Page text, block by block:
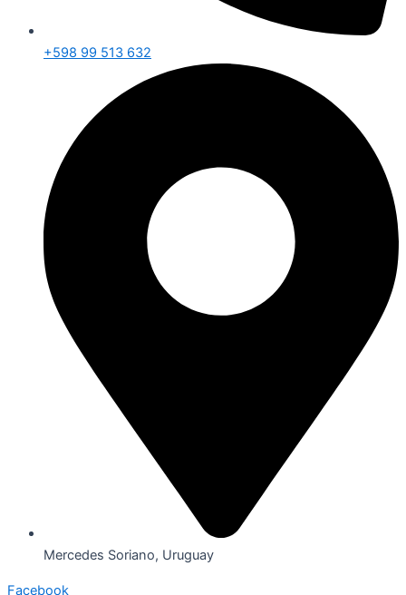
+598 99 513 632
Mercedes Soriano, Uruguay
Facebook